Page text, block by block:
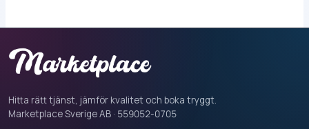
Hitta rätt tjänst, jämför kvalitet och boka tryggt.
Marketplace Sverige AB · 559052-0705